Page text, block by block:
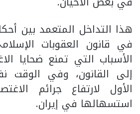
هذا التداخل المتعمد بين
في قانون العقوبات
الأسباب التي تمنع ضحايا
إلى القانون، وفي الوقت
الأول لارتفاع جرائم
استسهالها في إيران.